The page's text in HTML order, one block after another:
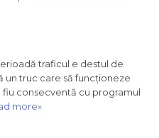
traficul e destul de
un truc care să funcționeze
consecventă cu programul
more»